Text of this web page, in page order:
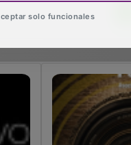
solo funcionales